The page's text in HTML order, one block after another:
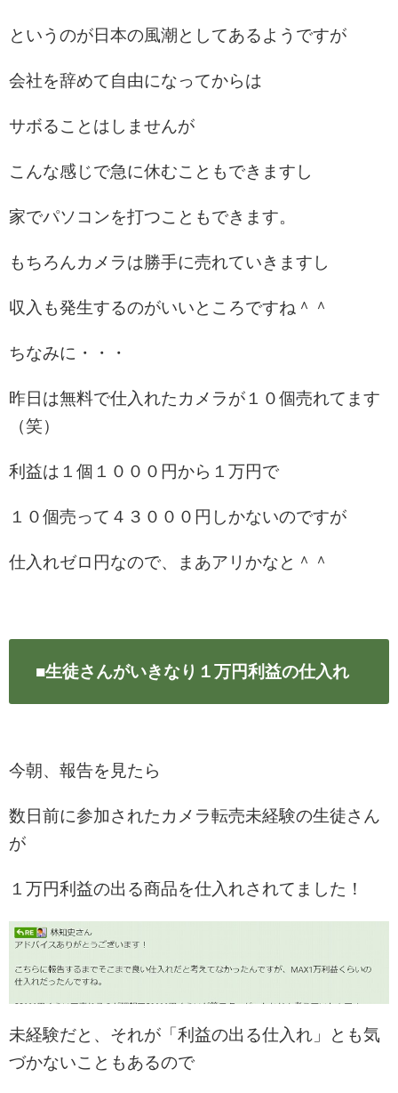
というのが日本の風潮としてあるようですが
会社を辞めて自由になってからは
サボることはしませんが
こんな感じで急に休むこともできますし
家でパソコンを打つこともできます。
もちろんカメラは勝手に売れていきますし
収入も発生するのがいいところですね＾＾
ちなみに・・・
昨日は無料で仕入れたカメラが１０個売れてます
（笑）
利益は１個１０００円から１万円で
１０個売って４３０００円しかないのですが
仕入れゼロ円なので、まあアリかなと＾＾
■生徒さんがいきなり１万円利益の仕入れ
今朝、報告を見たら
数日前に参加されたカメラ転売未経験の生徒さん
が
１万円利益の出る商品を仕入れされてました！
未経験だと、それが「利益の出る仕入れ」とも気
づかないこともあるので